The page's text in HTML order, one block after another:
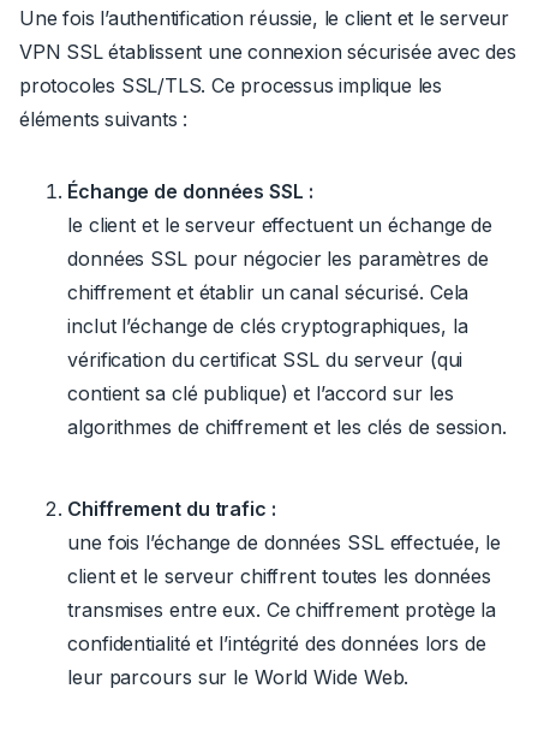
Une fois l’authentification réussie, le client et le serveur
VPN SSL établissent une connexion sécurisée avec des
protocoles SSL/TLS. Ce processus implique les
éléments suivants :
Échange de données SSL :
le client et le serveur effectuent un échange de
données SSL pour négocier les paramètres de
chiffrement et établir un canal sécurisé. Cela
inclut l’échange de clés cryptographiques, la
vérification du certificat SSL du serveur (qui
contient sa clé publique) et l’accord sur les
algorithmes de chiffrement et les clés de session.
Chiffrement du trafic :
une fois l’échange de données SSL effectuée, le
client et le serveur chiffrent toutes les données
transmises entre eux. Ce chiffrement protège la
confidentialité et l’intégrité des données lors de
leur parcours sur le World Wide Web.